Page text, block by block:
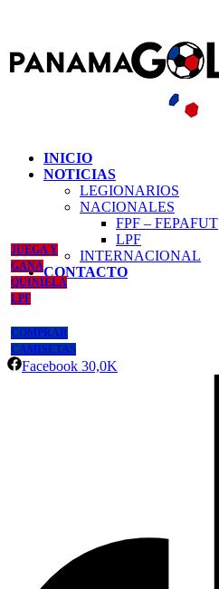
INICIO
NOTICIAS
LEGIONARIOS
NACIONALES
FPF – FEPAFUT
LPF
INTERNACIONAL
CONTACTO
JUEGA Y
GANA
QUINIELA
LPF
COMPRAR
CAMISETAS
Facebook 30,0K